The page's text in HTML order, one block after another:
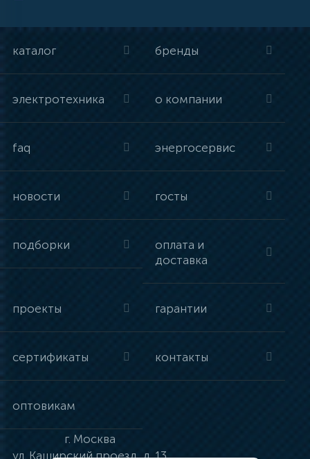
каталог бренды
электротехника о компании
faq энергосервис
новости госты
подборки
оплата и
доставка
проекты гарантии
сертификаты контакты
оптовикам
г. Москва
ул. Каширский проезд, д. 13